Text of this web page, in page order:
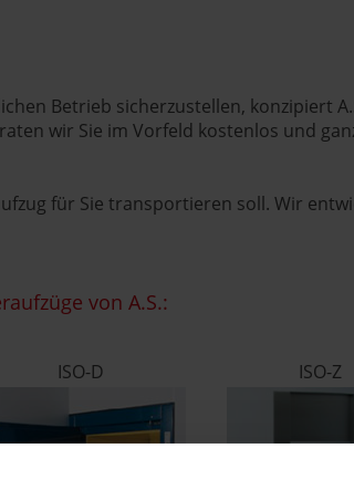
Betrieb sicherzustellen, konzipiert
wir Sie im Vorfeld kostenlos und
für Sie transportieren soll. Wir
von A.S.:
ISO-D ISO-Z